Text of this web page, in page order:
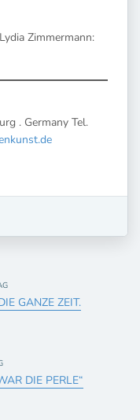
Zimmermann:
. Germany Tel.
GANZE ZEIT.
DIE PERLE“